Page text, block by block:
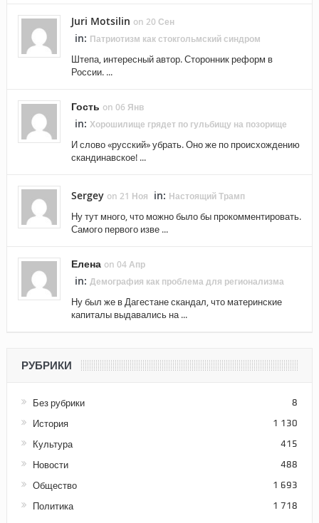
Juri Motsilin on 20 Сен
in: Патриотизм как стокгольмский синдром
Штепа, интересный автор. Сторонник реформ в
России. ...
Гость on 06 Янв
in: Хорошилище грядет по гульбищу на позорище
И слово «русский» убрать. Оно же по происхождению
скандинавское! ...
Sergey on 21 Ноя in: Настоящий Трамп
Ну тут много, что можно было бы прокомментировать.
Самого первого изве ...
Елена on 04 Апр
in: Демография как проблема для регионализма
Ну был же в Дагестане скандал, что материнские
капиталы выдавались на ...
РУБРИКИ
Без рубрики 8
История 1 130
Культура 415
Новости 488
Общество 1 693
Политика 1 718